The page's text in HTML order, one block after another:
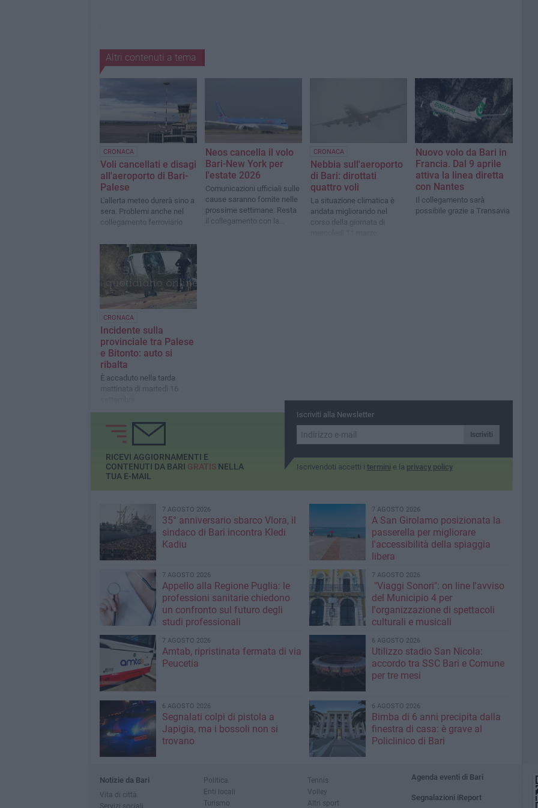
Altri contenuti a tema
CRONACA
Voli cancellati e disagi
all'aeroporto di Bari-
Palese
L'allerta meteo durerà sino a
sera. Problemi anche nel
collegamento ferroviario
Neos cancella il volo
Bari-New York per
l'estate 2026
Comunicazioni ufficiali sulle
cause saranno fornite nelle
prossime settimane. Resta
il collegamento con la
CRONACA
Nebbia sull'aeroporto
di Bari: dirottati
quattro voli
La situazione climatica è
andata migliorando nel
corso della giornata di
Nuovo volo da Bari in
Francia. Dal 9 aprile
attiva la linea diretta
con Nantes
Il collegamento sarà
possibile grazie a Transavia
CRONACA
Incidente sulla
provinciale tra Palese
e Bitonto: auto si
ribalta
È accaduto nella tarda
mattinata di martedì 16
Iscriviti alla Newsletter
Iscriviti
Iscrivendoti accetti i termini e la privacy policy
RICEVI AGGIORNAMENTI E
CONTENUTI DA BARI GRATISNELLA
TUA E-MAIL
7 AGOSTO 2026
35° anniversario sbarco Vlora, il
sindaco di Bari incontra Kledi
Kadiu
7 AGOSTO 2026
A San Girolamo posizionata la
passerella per migliorare
l'accessibilità della spiaggia
libera
7 AGOSTO 2026
Appello alla Regione Puglia: le
professioni sanitarie chiedono
un confronto sul futuro degli
studi professionali
7 AGOSTO 2026
"Viaggi Sonori": on line l'avviso
del Municipio 4 per
l'organizzazione di spettacoli
culturali e musicali
7 AGOSTO 2026
Amtab, ripristinata fermata di via
Peucetia
6 AGOSTO 2026
Utilizzo stadio San Nicola:
accordo tra SSC Bari e Comune
per tre mesi
6 AGOSTO 2026
Segnalati colpi di pistola a
Japigia, ma i bossoli non si
trovano
6 AGOSTO 2026
Bimba di 6 anni precipita dalla
finestra di casa: è grave al
Policlinico di Bari
Notizie da Bari
Vita di città
Servizi sociali
Politica
Enti locali
Turismo
Tennis
Volley
Altri sport
Agenda eventi di Bari
Segnalazioni iReport